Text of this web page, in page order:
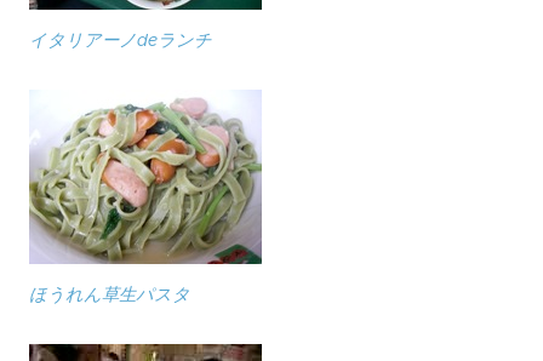
イタリアーノdeランチ
ほうれん草生パスタ